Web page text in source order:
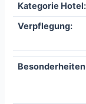
Kategorie Hotel:
Verpflegung: